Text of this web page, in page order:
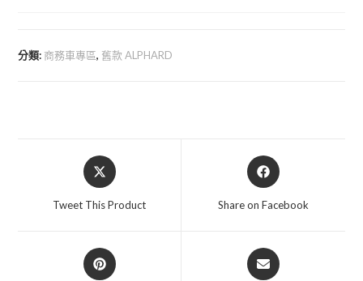
分類: 商務車專區, 舊款 ALPHARD
Opens
in
a
Tweet This Product
Opens
in
Share on Facebook
Opens
in
Opens
in